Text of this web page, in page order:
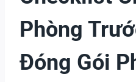
Phòng
Đóng Gói